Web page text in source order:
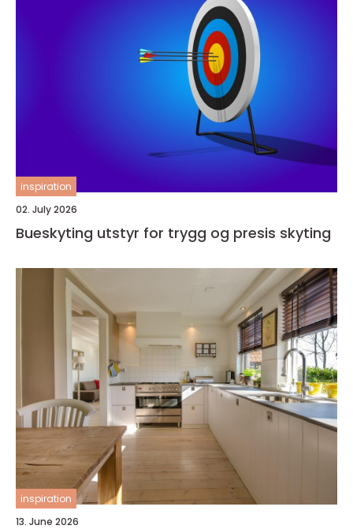
inspiration
02. July 2026
Bueskyting utstyr for trygg og presis skyting
inspiration
13. June 2026